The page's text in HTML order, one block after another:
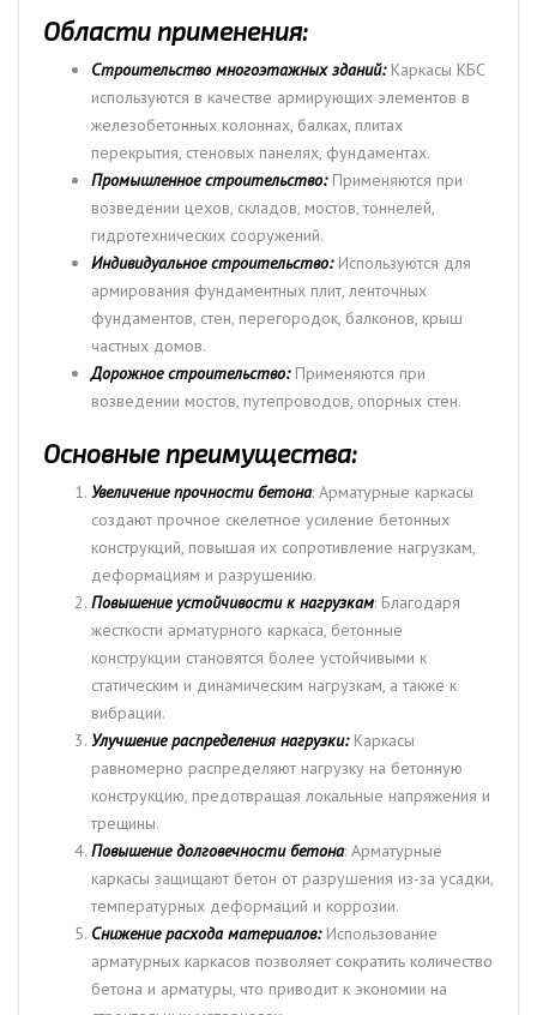
Области применения:
Строительство многоэтажных зданий:Каркасы КБС
используются в качестве армирующих элементов в
железобетонных колоннах, балках, плитах
перекрытия, стеновых панелях, фундаментах.
Промышленное строительство: Применяются при
возведении цехов, складов, мостов, тоннелей,
гидротехнических сооружений.
Индивидуальное строительство: Используются для
армирования фундаментных плит, ленточных
фундаментов, стен, перегородок, балконов, крыш
частных домов.
Дорожное строительство:Применяются при
возведении мостов, путепроводов, опорных стен.
Основные преимущества:
Увеличение прочности бетона: Арматурные каркасы
создают прочное скелетное усиление бетонных
конструкций, повышая их сопротивление нагрузкам,
деформациям и разрушению.
Повышение устойчивости к нагрузкам: Благодаря
жесткости арматурного каркаса, бетонные
конструкции становятся более устойчивыми к
статическим и динамическим нагрузкам, а также к
вибрации.
Улучшение распределения нагрузки:Каркасы
равномерно распределяют нагрузку на бетонную
конструкцию, предотвращая локальные напряжения и
трещины.
Повышение долговечности бетона: Арматурные
каркасы защищают бетон от разрушения из-за усадки,
температурных деформаций и коррозии.
Снижение расхода материалов:Использование
арматурных каркасов позволяет сократить количество
бетона и арматуры, что приводит к экономии на